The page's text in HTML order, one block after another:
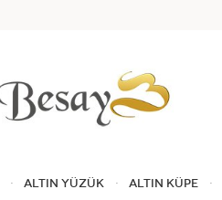
Ara
ALTIN YÜZÜK ALTIN KÜPE